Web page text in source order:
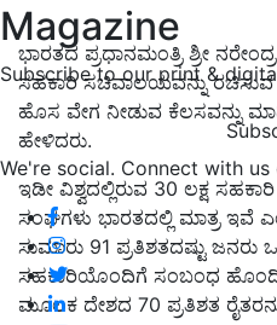
Magazine
Subscribe to our print &
We're social. Connect with us
ಭಾರತದ ಪ್ರಧಾನಮಂತ್ರಿ ಶ್ರೀ
ಸಹಕಾರಿ ಸಚಿವಾಲಯವನ್ನು
ಹೊಸ ವೇಗ ನೀಡುವ ಕೆಲಸವನ್ನು
ಹೇಳಿದರು.
ಇಡೀ ವಿಶ್ವದಲ್ಲಿರುವ 30 ಲಕ್ಷ
ಸಂಘಗಳು ಭಾರತದಲ್ಲಿ ಮಾತ್ರ ಇವೆ
ಸುಮಾರು 91 ಪ್ರತಿಶತದಷ್ಟು ಜನರು
ಸಹಕಾರಿಯೊಂದಿಗೆ ಸಂಬಂಧ
ಮೂಲಕ ದೇಶದ 70 ಪ್ರತಿಶತ